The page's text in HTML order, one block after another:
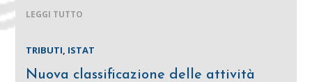
LEGGI TUTTO
TRIBUTI, ISTAT
Nuova classificazione delle attività